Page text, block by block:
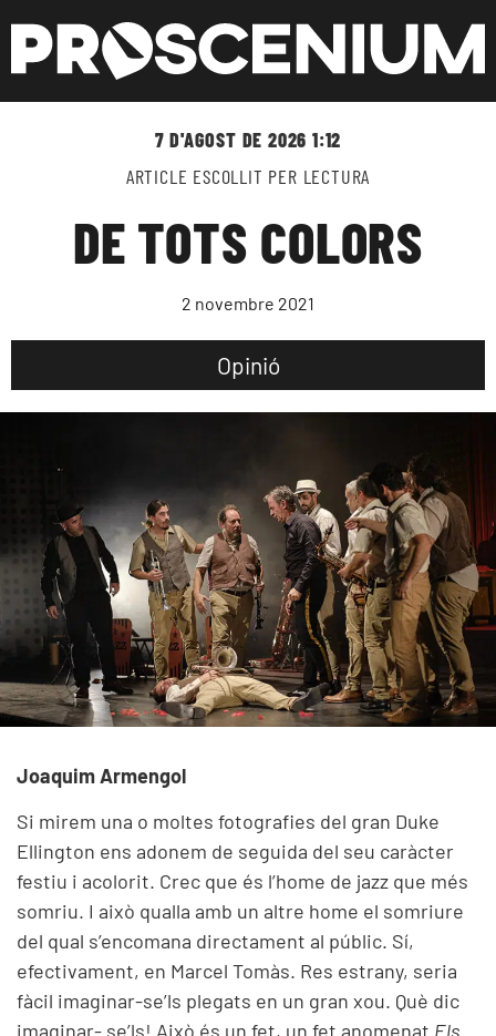
ARTICLE ESCOLLIT PER LECTURA
7 D'AGOST DE 2026 1:12
DE TOTS COLORS
2 novembre 2021
Opinió
Joaquim Armengol
Si mirem una o moltes fotografies del gran Duke
Ellington ens adonem de seguida del seu caràcter
festiu i acolorit. Crec que és l’home de jazz que més
somriu. I això qualla amb un altre home el somriure
del qual s’encomana directament al públic. Sí,
efectivament, en Marcel Tomàs. Res estrany, seria
fàcil imaginar-se’ls plegats en un gran xou. Què dic
imaginar- se’ls! Això és un fet, un fet anomenat Els